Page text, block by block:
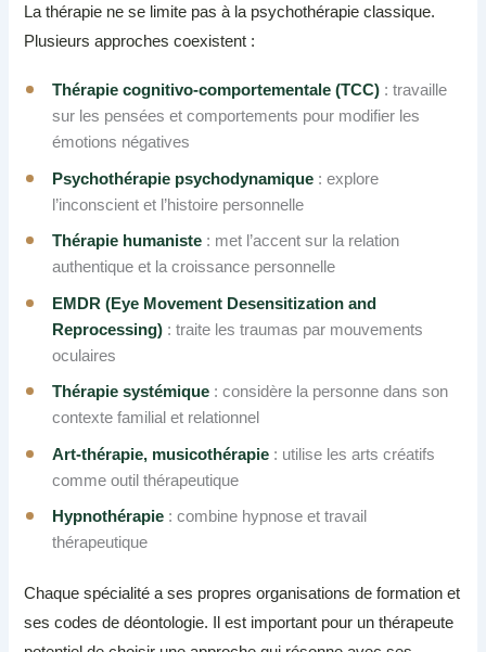
La thérapie ne se limite pas à la psychothérapie classique.
Plusieurs approches coexistent :
Thérapie cognitivo-comportementale (TCC) : travaille
sur les pensées et comportements pour modifier les
émotions négatives
Psychothérapie psychodynamique : explore
l’inconscient et l’histoire personnelle
Thérapie humaniste : met l’accent sur la relation
authentique et la croissance personnelle
EMDR (Eye Movement Desensitization and
Reprocessing) : traite les traumas par mouvements
oculaires
Thérapie systémique : considère la personne dans son
contexte familial et relationnel
Art-thérapie, musicothérapie : utilise les arts créatifs
comme outil thérapeutique
Hypnothérapie : combine hypnose et travail
thérapeutique
Chaque spécialité a ses propres organisations de formation et
ses codes de déontologie. Il est important pour un thérapeute